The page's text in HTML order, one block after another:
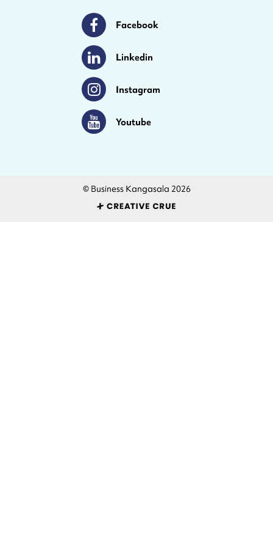
FacebookFacebook
LinkedinLinkedin
InstagramInstagram
Youtube Youtube
© Business Kangasala 2026